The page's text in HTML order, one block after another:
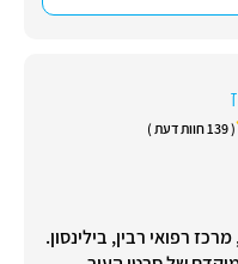
( 139 חוות דעת )
רפואי רבין, בילינסון.